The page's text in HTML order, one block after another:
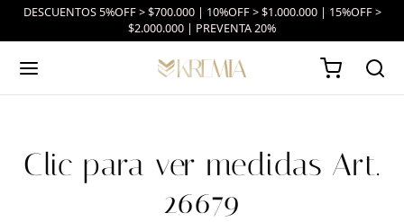
DESCUENTOS 5%OFF > $700.000 | 10%OFF > $1.000.000 | 15%OFF >
$2.000.000 | PREVENTA 20%
Clic para ver medidas Art.
26679